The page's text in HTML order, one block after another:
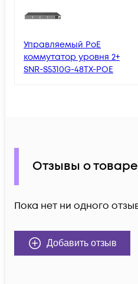
Управляемый PoE
коммутатор уровня 2+
SNR-S5310G-48TX-POE
Отзывы о товаре
Пока нет ни одного
Добавить отзыв